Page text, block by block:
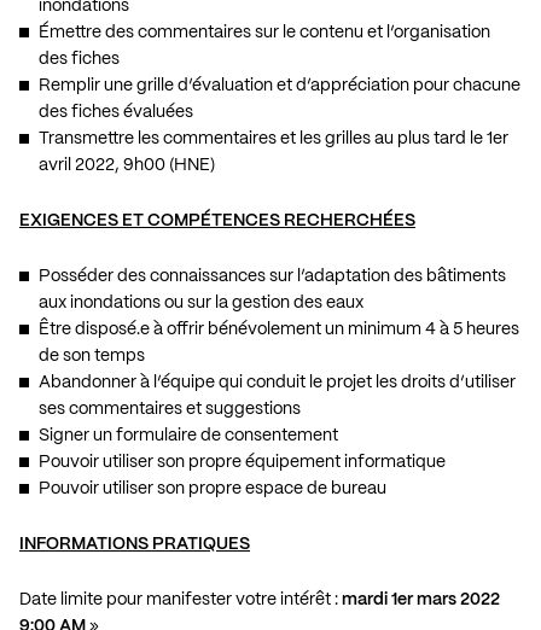
inondations
Émettre des commentaires sur le contenu et l’organisation
des fiches
Remplir une grille d’évaluation et d’appréciation pour chacune
des fiches évaluées
Transmettre les commentaires et les grilles au plus tard le 1er
avril 2022, 9h00 (HNE)
EXIGENCES ET COMPÉTENCES RECHERCHÉES
Posséder des connaissances sur l’adaptation des bâtiments
aux inondations ou sur la gestion des eaux
Être disposé.e à offrir bénévolement un minimum 4 à 5 heures
de son temps
Abandonner à l’équipe qui conduit le projet les droits d’utiliser
ses commentaires et suggestions
Signer un formulaire de consentement
Pouvoir utiliser son propre équipement informatique
Pouvoir utiliser son propre espace de bureau
INFORMATIONS PRATIQUES
Date limite pour manifester votre intérêt : mardi 1er mars 2022
9:00 AM »